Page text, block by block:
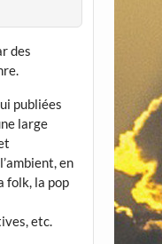
des
publiées
large
en
folk, la pop
etc.